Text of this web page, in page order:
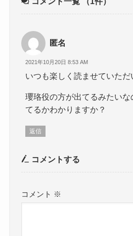
匿名
2021年10月20日 8:53 AM
いつも楽しく読ませていただ
瓔珞役の方が出てるみたい
てるかわかりますか？
返信
コメントする
コメント ※